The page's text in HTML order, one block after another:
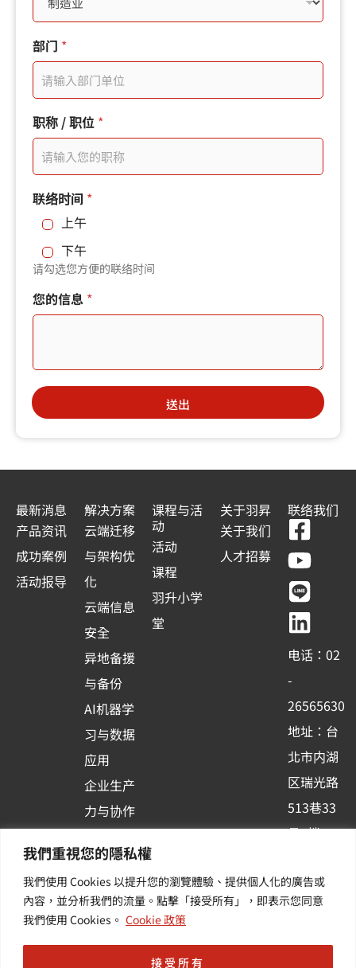
我們重視您的隱私權
我們使用 Cookies 以提升您的瀏覽體驗、提供個人化的廣告或
內容，並分析我們的流量。點擊「接受所有」，即表示您同意
我們使用 Cookies。 Cookie 政策
接受所有
S
t
a
t
e
s
+
1
的
電
子
郵
件
部门 *
职称 / 职位 *
联络时间 *
上午
下午
请勾选您方便的联络时间
您的信息 *
送出
最新消息
产品资讯
成功案例
活动报导
解决方案
云端迁移
与架构优
化
云端信息
安全
异地备援
与备份
AI机器学
习与数据
应用
企业生产
力与协作
台应用
其他/增
值服务
课程与活
动
活动
课程
羽升小学
堂
关于羽昇
关于我们
人才招募
联络我们
F
a
c
e
b
o
o
k
-
s
q
u
a
r
Y
o
u
t
u
b
e
L
i
n
e
L
i
n
k
e
d
i
n
电话：02
-
26565630
地址：台
北市内湖
区瑞光路
513巷33
号6楼
新讯 | 提
供您最新